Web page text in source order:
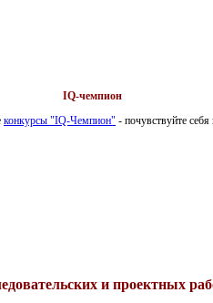
IQ-чемпион
конкурсы "IQ-Чемпион" - почувствуйте
и проектных